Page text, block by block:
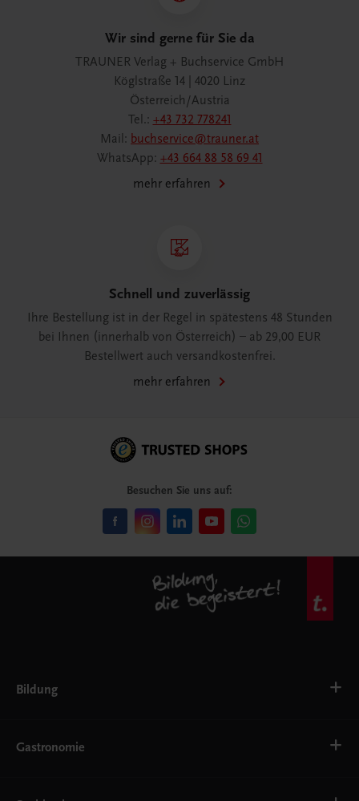
Wir sind gerne für Sie da
TRAUNER Verlag + Buchservice GmbH
Köglstraße 14 | 4020 Linz
Österreich/Austria
Tel.: +43 732 778241
Mail: buchservice@trauner.at
WhatsApp: +43 664 88 58 69 41
mehr erfahren
Schnell und zuverlässig
Ihre Bestellung ist in der Regel in spätestens 48 Stunden
bei Ihnen (innerhalb von Österreich) – ab 29,00 EUR
Bestellwert auch versandkostenfrei.
mehr erfahren
Besuchen Sie uns auf:
Bildung
AHS
EWF/ZWF
Gastronomie